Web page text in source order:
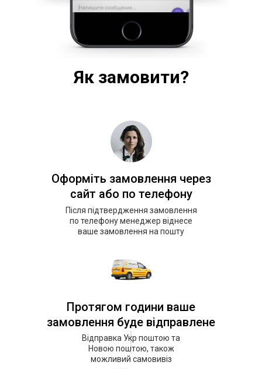
Як замовити?
Оформіть замовлення через
сайт або по телефону
Після підтвердження замовлення
по телефону менеджер віднесе
ваше замовлення на пошту
Протягом години ваше
замовлення буде відправлене
Відправка Укр поштою та
Новою поштою, також
можливий самовивіз